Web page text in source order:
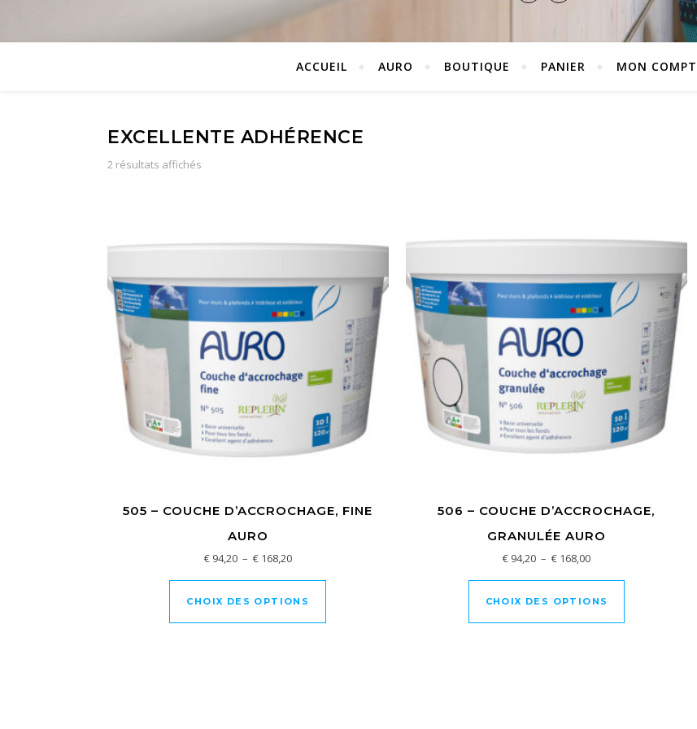
ACCUEIL AURO BOUTIQUE PANIER MON
EXCELLENTE ADHÉRENCE
2 résultats affichés
505 – COUCHE D’ACCROCHAGE, FINE
AURO
€94,20 – €168,20Plage de prix : € 94,20 à € 168,20
CHOIX DES OPTIONS
Ce produit a plusieurs variations. Les options peuvent être
506 – COUCHE D’ACCROCHAGE,
GRANULÉE AURO
€94,20 – €168,00Plage de prix : € 94,20
CHOIX DES OPTIONS
Ce produit